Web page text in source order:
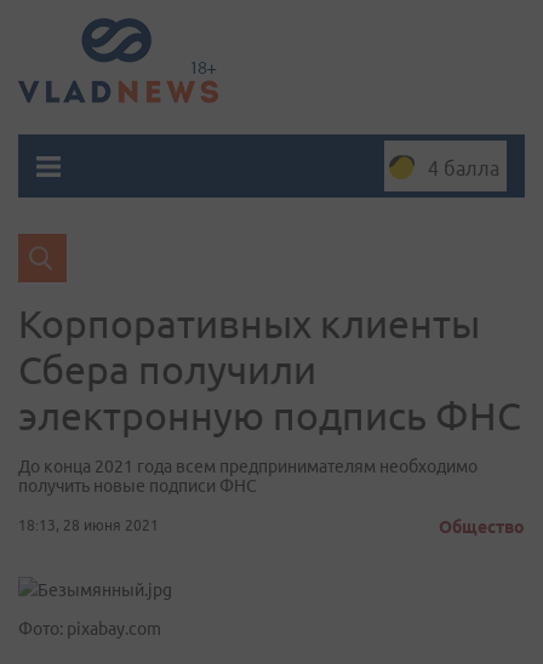
4 балла
Корпоративных клиенты
Сбера получили
электронную подпись ФНС
До конца 2021 года всем предпринимателям необходимо
получить новые подписи ФНС
18:13, 28 июня 2021 Общество
Фото: pixabay.com